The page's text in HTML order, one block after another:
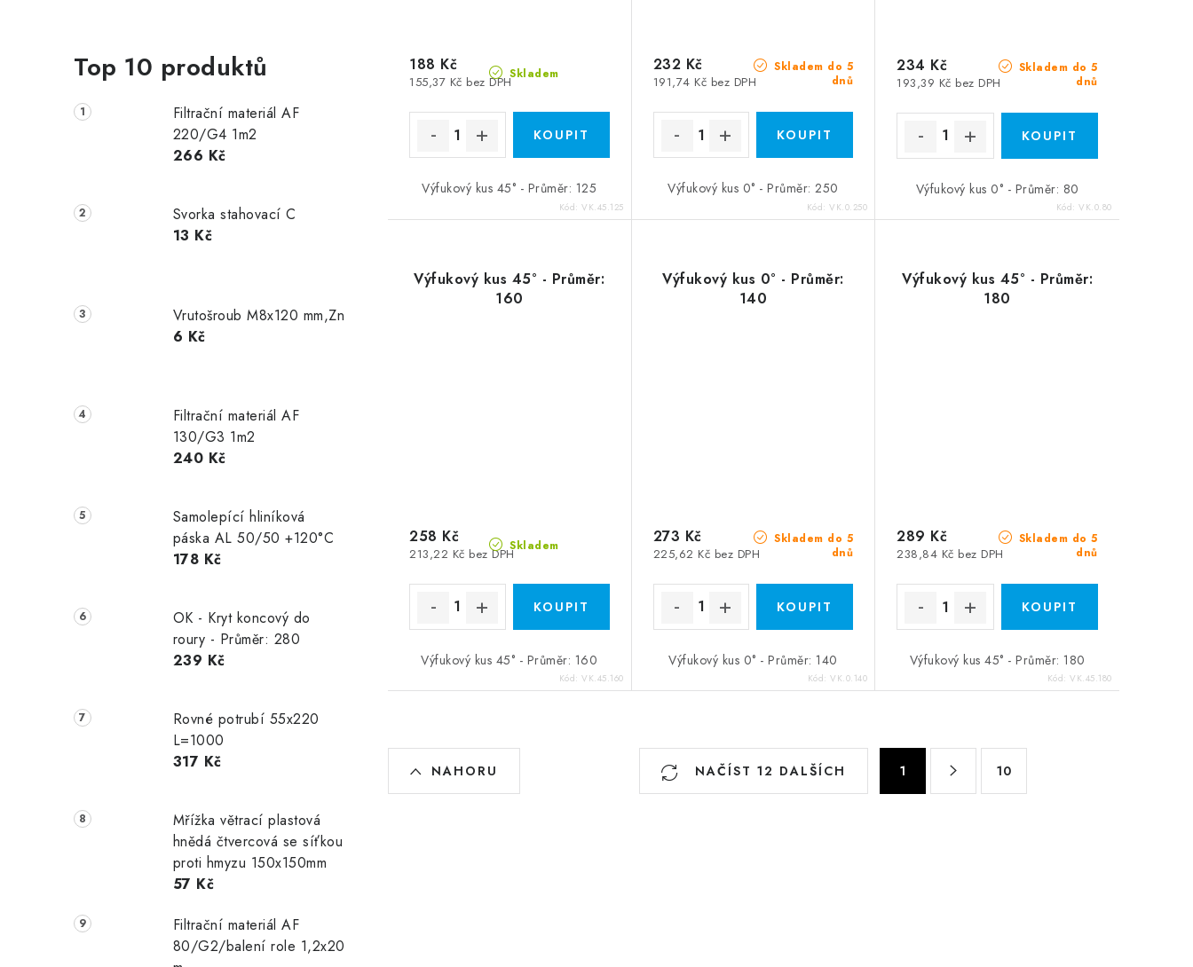
Top 10 produktů
Filtrační materiál AF
220/G4 1m2
266 Kč
Svorka stahovací C
13 Kč
Vrutošroub M8x120 mm,Zn
6 Kč
Filtrační materiál AF
130/G3 1m2
240 Kč
Samolepící hliníková
páska AL 50/50 +120°C
178 Kč
OK - Kryt koncový do
roury - Průměr: 280
239 Kč
Rovné potrubí 55x220
L=1000
317 Kč
Mřížka větrací plastová
hnědá čtvercová se síťkou
proti hmyzu 150x150mm
57 Kč
Filtrační materiál AF
80/G2/balení role 1,2x20
Skladem
155,37 Kč bez DPH
188 Kč
Výfukový kus 45° - Průměr: 125
Kód:VK.45.125
Skladem do 5
dnů
191,74 Kč bez DPH
232 Kč
Výfukový kus 0° - Průměr: 250
Kód:VK.0.250
Skladem do 5
dnů
193,39 Kč bez DPH
234 Kč
Výfukový kus 0° - Průměr: 80
Kód:VK.0.80
Výfukový kus 45° - Průměr:
160
Skladem
213,22 Kč bez DPH
258 Kč
Výfukový kus 45° - Průměr: 160
Kód:VK.45.160
Výfukový kus 0° - Průměr:
140
Skladem do 5
dnů
225,62 Kč bez DPH
273 Kč
Výfukový kus 0° - Průměr: 140
Kód:VK.0.140
Výfukový kus 45° - Průměr:
180
Skladem do 5
dnů
238,84 Kč bez DPH
289 Kč
Výfukový kus 45° - Průměr: 180
Kód:VK.45.180
Ovládací prvky výpisu NAČÍST 12 DALŠÍCH Stránkování
1 10
NAHORU